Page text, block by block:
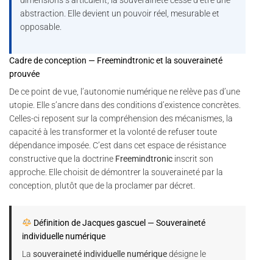
abstraction. Elle devient un pouvoir réel, mesurable et
opposable.
Cadre de conception — Freemindtronic et la souveraineté
prouvée
De ce point de vue, l’autonomie numérique ne relève pas d’une
utopie. Elle s’ancre dans des conditions d’existence concrètes.
Celles-ci reposent sur la compréhension des mécanismes, la
capacité à les transformer et la volonté de refuser toute
dépendance imposée. C’est dans cet espace de résistance
constructive que la doctrine Freemindtronic inscrit son
approche. Elle choisit de démontrer la souveraineté par la
conception, plutôt que de la proclamer par décret.
Définition de Jacques gascuel — Souveraineté
individuelle numérique
La souveraineté individuelle numériquedésigne le